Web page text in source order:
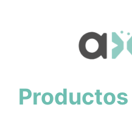
Productos